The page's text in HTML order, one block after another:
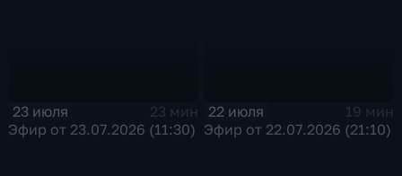
23 июля
23 мин
Эфир от 23.07.2026 (11:30)
22 июля
19 мин
Эфир от 22.07.2026 (21:10)